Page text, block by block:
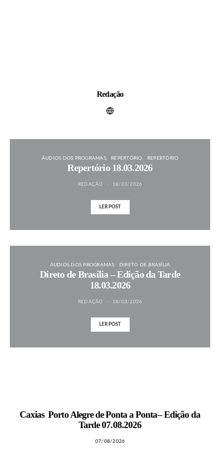
Redação
ÁUDIOS DOS PROGRAMAS REPERTÓRIO REPERTÓRIO
Repertório 18.03.2026
REDAÇÃO 18/03/2026
LER POST
ÁUDIOS DOS PROGRAMAS DIRETO DE BRASÍLIA
Direto de Brasília – Edição da Tarde
18.03.2026
REDAÇÃO 18/03/2026
LER POST
Caxias Porto Alegre de Ponta a Ponta– Edição da
Tarde 07.08.2026
07/08/2026